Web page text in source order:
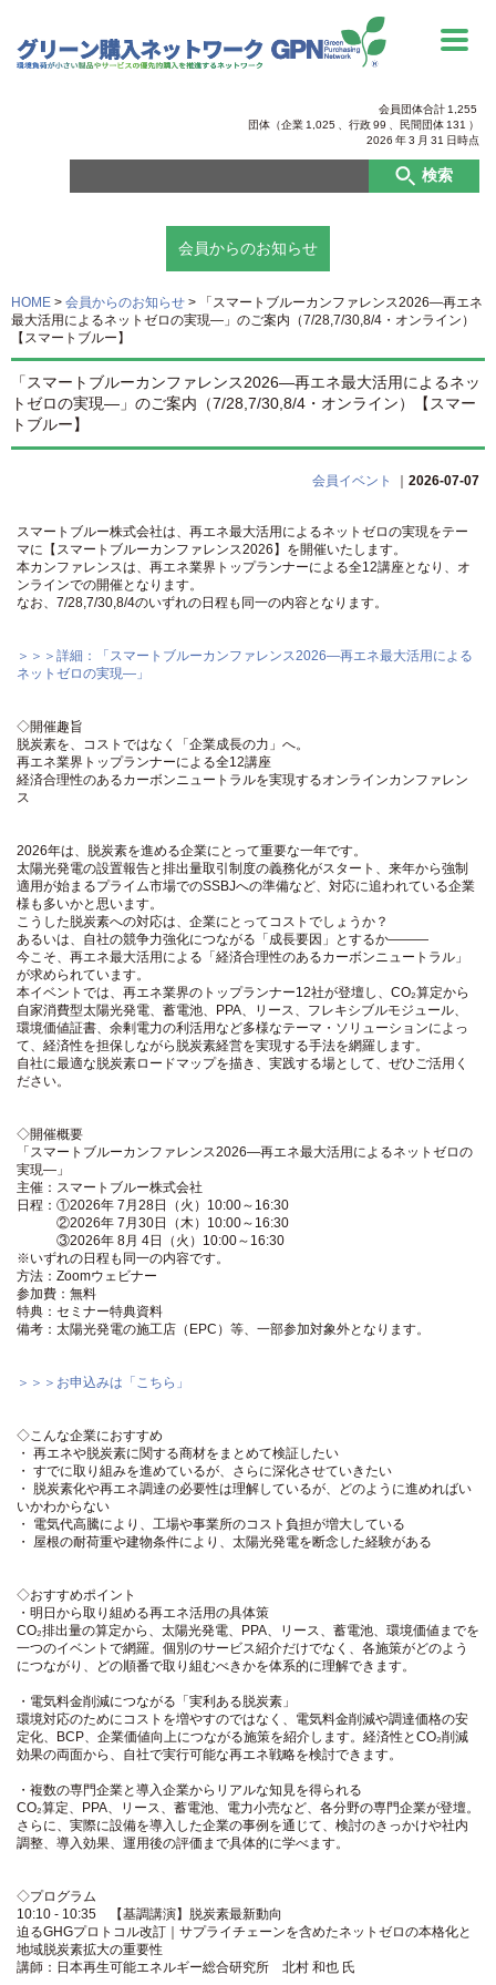
会員団体合計 1,255
団体（企業 1,025 、行政99 民間団体 131 ）
2026 年3 月 31 日時点
検索
会員からのお知らせ
HOME > 会員からのお知らせ >
「スマートブルーカンファレンス2026―再エネ
最大活用によるネットゼロの実現―」のご案内（7/28,7/30,8/4・オンライン）
【スマートブルー】
「スマートブルーカンファレンス2026―再エネ最大活用によるネッ
トゼロの実現―」のご案内（7/28,7/30,8/4・オンライン）【スマー
トブルー】
会員イベント ｜ 2026-07-07
スマートブルー株式会社は、再エネ最大活用によるネットゼロの実現をテー
マに【スマートブルーカンファレンス2026】を開催いたします。
本カンファレンスは、再エネ業界トップランナーによる全12講座となり、オ
ンラインでの開催となります。
なお、7/28,7/30,8/4のいずれの日程も同一の内容となります。
＞＞＞詳細：「スマートブルーカンファレンス2026―再エネ最大活用による
ネットゼロの実現―」
◇開催趣旨
脱炭素を、コストではなく「企業成長の力」へ。
再エネ業界トップランナーによる全12講座
経済合理性のあるカーボンニュートラルを実現するオンラインカンファレン
ス
2026年は、脱炭素を進める企業にとって重要な一年です。
太陽光発電の設置報告と排出量取引制度の義務化がスタート、来年から強制
適用が始まるプライム市場でのSSBJへの準備など、対応に追われている企業
様も多いかと思います。
こうした脱炭素への対応は、企業にとってコストでしょうか？
あるいは、自社の競争力強化につながる「成長要因」とするか―――
今こそ、再エネ最大活用による「経済合理性のあるカーボンニュートラル」
が求められています。
本イベントでは、再エネ業界のトップランナー12社が登壇し、CO₂算定から
自家消費型太陽光発電、蓄電池、PPA、リース、フレキシブルモジュール、
環境価値証書、余剰電力の利活用など多様なテーマ・ソリューションによっ
て、経済性を担保しながら脱炭素経営を実現する手法を網羅します。
自社に最適な脱炭素ロードマップを描き、実践する場として、ぜひご活用く
ださい。
◇開催概要
「スマートブルーカンファレンス2026―再エネ最大活用によるネットゼロの
実現―」
主催：スマートブルー株式会社
日程：①2026年 7月28日（火）10:00～16:30
②2026年 7月30日（木）10:00～16:30
③2026年 8月 4日（火）10:00～16:30
※いずれの日程も同一の内容です。
方法：Zoomウェビナー
参加費：無料
特典：セミナー特典資料
備考：太陽光発電の施工店（EPC）等、一部参加対象外となります。
＞＞＞お申込みは「こちら」
◇こんな企業におすすめ
・ 再エネや脱炭素に関する商材をまとめて検証したい
・ すでに取り組みを進めているが、さらに深化させていきたい
・ 脱炭素化や再エネ調達の必要性は理解しているが、どのように進めればい
いかわからない
・ 電気代高騰により、工場や事業所のコスト負担が増大している
・ 屋根の耐荷重や建物条件により、太陽光発電を断念した経験がある
◇おすすめポイント
・明日から取り組める再エネ活用の具体策
CO₂排出量の算定から、太陽光発電、PPA、リース、蓄電池、環境価値までを
一つのイベントで網羅。個別のサービス紹介だけでなく、各施策がどのよう
につながり、どの順番で取り組むべきかを体系的に理解できます。
・電気料金削減につながる「実利ある脱炭素」
環境対応のためにコストを増やすのではなく、電気料金削減や調達価格の安
定化、BCP、企業価値向上につながる施策を紹介します。経済性とCO₂削減
効果の両面から、自社で実行可能な再エネ戦略を検討できます。
・複数の専門企業と導入企業からリアルな知見を得られる
CO₂算定、PPA、リース、蓄電池、電力小売など、各分野の専門企業が登壇。
さらに、実際に設備を導入した企業の事例を通じて、検討のきっかけや社内
調整、導入効果、運用後の評価まで具体的に学べます。
◇プログラム
10:10 - 10:35 【基調講演】脱炭素最新動向
迫るGHGプロトコル改訂｜サプライチェーンを含めたネットゼロの本格化と
地域脱炭素拡大の重要性
講師：日本再生可能エネルギー総合研究所 北村 和也 氏